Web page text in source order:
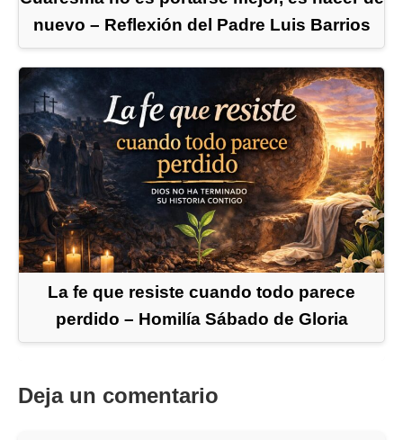
nuevo – Reflexión del Padre Luis Barrios
La fe que resiste cuando todo parece
perdido – Homilía Sábado de Gloria
Deja un comentario